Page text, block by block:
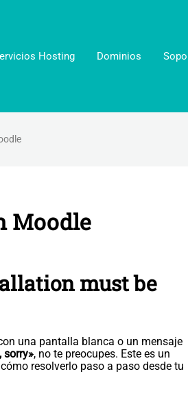
Hosting Dominios
Moodle
must be
una pantalla blanca o un mensaje
sorry», no te preocupes. Este es un
resolverlo paso a paso desde tu